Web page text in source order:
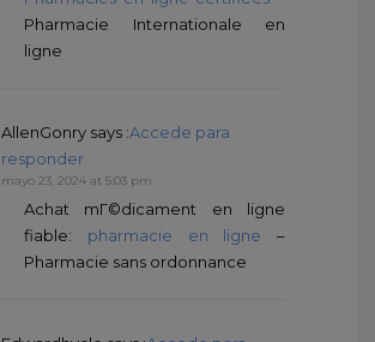
Pharmacie Internationale en
ligne
AllenGonry says :Accede para
responder
mayo 23, 2024 at 5:03 pm
Achat mГ©dicament en ligne
fiable: pharmacie en ligne –
Pharmacie sans ordonnance